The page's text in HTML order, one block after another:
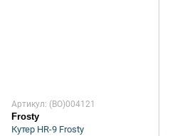
Артикул: (BO)004121
Frosty
Кутер HR-9 Frosty